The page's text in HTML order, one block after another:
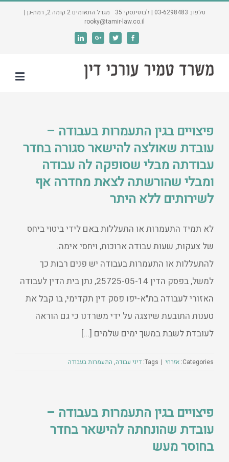
טלפון: 03-6298483 | ז'בוטינסקי 35 מגדל התאומים 2 קומה 2, רמת-גן |
rooky@tamir-law.co.il
Facebook
Twitter
Google+
Linkedin
פיצויים בגין התעמרות בעבודה –
עובדת שאולצה להישאר סגורה בחדר
עבודתה מבלי שסופקה לה עבודה
ומבלי שהורשתה לצאת מחדרה אף
לשירותים ללא היתר
לא תמיד התעמרות או התעללות באם לידי ביטוי ביחס
של צעקות, שעות עבודה ארוכות, ויחסי אימה.
להתעללות או התעמרות בעבודה יש פנים רבות כך
למשל, בפסק הדין 25725-05-14, נתן בית הדין לעבודה
האזורי לעבודה בת"א-יפו פסק דין תקדימי, בו קבל את
טענות התובעת שיוצגה על ידי משרדנו כי גם הוראה
לעובדת לשבת במשך ימים שלמים [...]
Categories: אזרחי |
Tags: דיני עבודה, התעמרות בעבודה
פיצויים בגין התעמרות בעבודה –
עובדת שהונחתה להישאר בחדר
בחוסר מעש